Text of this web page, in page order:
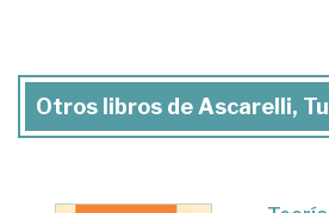
Otros libros de Ascarelli,